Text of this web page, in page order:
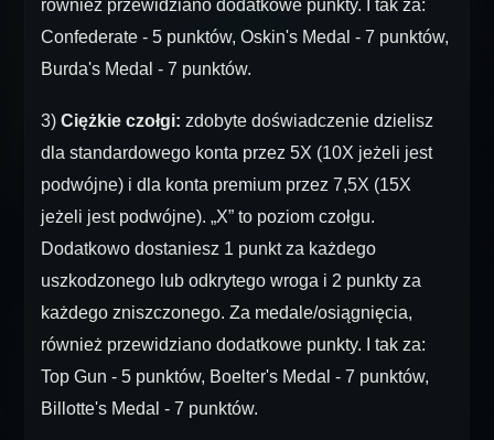
również przewidziano dodatkowe punkty. I tak za:
Confederate - 5 punktów, Oskin's Medal - 7 punktów,
Burda's Medal - 7 punktów.
3) Ciężkie czołgi: zdobyte doświadczenie dzielisz
dla standardowego konta przez 5X (10X jeżeli jest
podwójne) i dla konta premium przez 7,5X (15X
jeżeli jest podwójne). „X” to poziom czołgu.
Dodatkowo dostaniesz 1 punkt za każdego
uszkodzonego lub odkrytego wroga i 2 punkty za
każdego zniszczonego. Za medale/osiągnięcia,
również przewidziano dodatkowe punkty. I tak za:
Top Gun - 5 punktów, Boelter's Medal - 7 punktów,
Billotte's Medal - 7 punktów.